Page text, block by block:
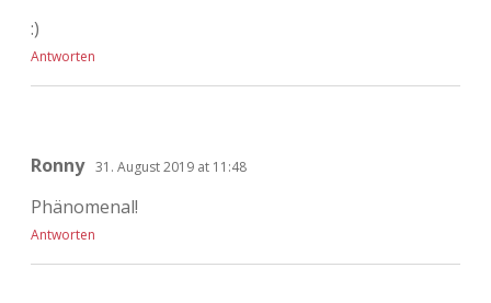
:)
Antworten
Ronny 31. August 2019 at 11:48
Phänomenal!
Antworten